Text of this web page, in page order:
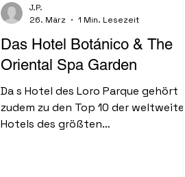
Das Hotel Botánico & The
Oriental Spa Garden
Da s Hotel des Loro Parque gehört
zudem zu den Top 10 der weltweiten
Hotels des größten
J.P.
26. März
1 Min. Lesezeit